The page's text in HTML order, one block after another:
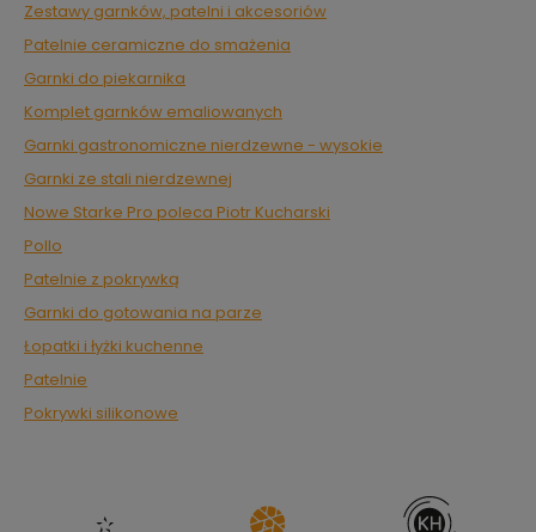
Zestawy garnków, patelni i akcesoriów
Patelnie ceramiczne do smażenia
Garnki do piekarnika
Komplet garnków emaliowanych
Garnki gastronomiczne nierdzewne - wysokie
Garnki ze stali nierdzewnej
Nowe Starke Pro poleca Piotr Kucharski
Pollo
Patelnie z pokrywką
Garnki do gotowania na parze
Łopatki i łyżki kuchenne
Patelnie
Pokrywki silikonowe